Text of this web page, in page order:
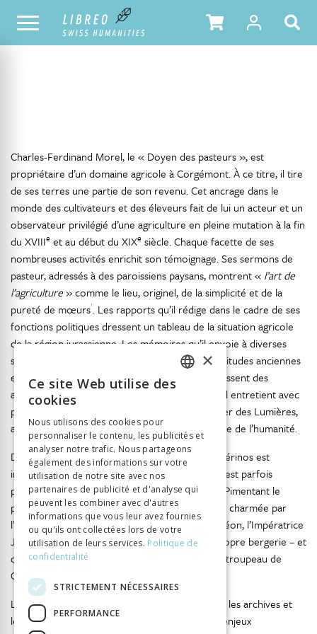
NOTRE CATALOGUE TABLE DES MATIÈRES
Charles-Ferdinand Morel, le « Doyen des pasteurs », est
propriétaire d’un domaine agricole à Corgémont. À ce titre, il tire
de ses terres une partie de son revenu. Cet ancrage dans le
monde des cultivateurs et des éleveurs fait de lui un acteur et un
observateur privilégié d’une agriculture en pleine mutation à la fin
du XVIIIe et au début du XIXe siècle. Chaque facette de ses
nombreuses activités enrichit son témoignage. Ses sermons de
pasteur, adressés à des paroissiens paysans, montrent « l’art de
l’agriculture» comme le lieu, originel, de la simplicité et de la
pureté de mœurs1. Les rapports qu’il rédige dans le cadre de ses
fonctions politiques dressent un tableau de la situation agricole
de la région jurassienne. Les mémoires qu’il envoie à diverses
sociétés d’émulation, prônant l’abolition des habitudes anciennes
en faveur de pratiques plus performantes, esquissent des
améliorations possibles. La correspondance qu’il entretient avec
plusieurs destinataires dévoile un homme héritier des Lumières,
avide d’un progrès qui doit améliorer le bien-être de l’humanité.
Dans cette perspective, l’élevage de moutons mérinos est
indissociable de l’image de Morel. Cette activité est parfois
présentée comme une coquetterie du pasteur. Pimentant le
propos, la légende régionale affirme même que, charmée par
l’admiration que Morel portait à son mari Napoléon, l’Impératrice
Joséphine décida de lui offrir un bélier de sa propre bergerie – et
que cet animal, porteur de la gale, contamina le troupeau de
Corgémont.
L’étude de quelques documents conservés dans les archives et
leur mise en contexte montrent cependant les enjeux
ITALIAN
×
Ce site Web utilise des
cookies
Nous utilisons des cookies pour
personnaliser le contenu, les publicités et
analyser notre trafic. Nous partageons
également des informations sur votre
utilisation de notre site avec nos
partenaires de publicité et d'analyse qui
peuvent les combiner avec d'autres
informations que vous leur avez fournies
ou qu'ils ont collectées lors de votre
utilisation de leurs services. Politique de
confidentialité
STRICTEMENT NÉCESSAIRES
PERFORMANCE